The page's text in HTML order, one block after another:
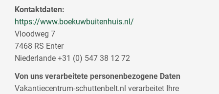
Kontaktdaten:
https://www.boekuwbuitenhuis.nl/
Vloodweg 7
7468 RS Enter
Niederlande +31 (0) 547 38 12 72
Von uns verarbeitete personenbezogene Daten
Vakantiecentrum-schuttenbelt.nl verarbeitet Ihre